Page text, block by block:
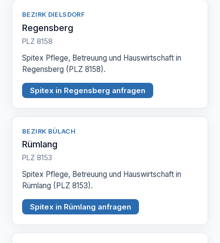
BEZIRK DIELSDORF
Regensberg
PLZ 8158
Spitex Pflege, Betreuung und Hauswirtschaft in
Regensberg (PLZ 8158).
Spitex in Regensberg anfragen
BEZIRK BÜLACH
Rümlang
PLZ 8153
Spitex Pflege, Betreuung und Hauswirtschaft in
Rümlang (PLZ 8153).
Spitex in Rümlang anfragen